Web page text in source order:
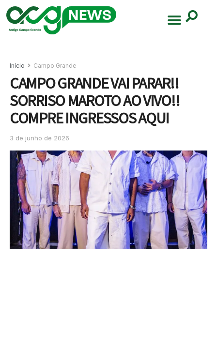
Início Campo Grande
CAMPO GRANDE VAI PARAR!!
SORRISO MAROTO AO VIVO!!
COMPRE INGRESSOS AQUI
3 de junho de 2026